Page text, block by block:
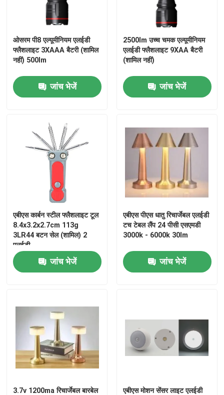
उत्पादों
हमारे बारे में
कारखाना भ्रमण
संपर्क करें
एक उद्धरण का अनुरोध करें
पोर्टेबल एलईडी वर्क लाइट्स
ओसरम पी8 एल्यूमीनियम एलईडी
फ्लैशलाइट 3XAAA बैटरी (शामिल
नहीं) 500lm
जांच भेजें
2500lm उच्च चमक एल्यूमीनियम
एलईडी फ्लैशलाइट 9XAA बैटरी
(शामिल नहीं)
जांच भेजें
एबीएस कार्बन स्टील फ्लैशलाइट टूल
8.4x3.2x2.7cm 113g
3LR44 बटन सेल (शामिल) 2
एलईडी
जांच भेजें
एबीएस पीएस धातु रिचार्जेबल एलईडी
टच टेबल लैंप 24 पीसी एसएमडी
3000k - 6000k 30lm
जांच भेजें
3.7v 1200ma रिचार्जेबल बारबेल एबीएस मोशन सेंसर लाइट एलईडी